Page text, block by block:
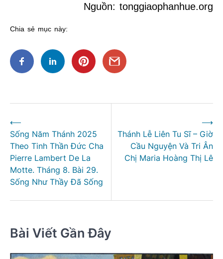
Nguồn: tonggiaophanhue.org
Chia sẻ mục này:
hướng
bài
viết
⟵
Sống Năm Thánh 2025
Theo Tinh Thần Đức Cha
Pierre Lambert De La
Motte. Tháng 8. Bài 29.
Sống Như Thầy Đã Sống
Thánh Lễ Liên Tu Sĩ – Giờ
Cầu Nguyện Và Tri Ân
Chị Maria Hoàng Thị Lê
⟶
Bài Viết Gần Đây